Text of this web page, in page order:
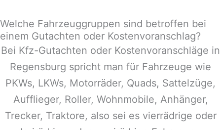
Welche Fahrzeuggruppen sind betroffen bei
einem Gutachten oder Kostenvoranschlag?
Bei Kfz-Gutachten oder Kostenvoranschläge in
Regensburg spricht man für Fahrzeuge wie
PKWs, LKWs, Motorräder, Quads, Sattelzüge,
Aufflieger, Roller, Wohnmobile, Anhänger,
Trecker, Traktore, also sei es vierrädrige oder